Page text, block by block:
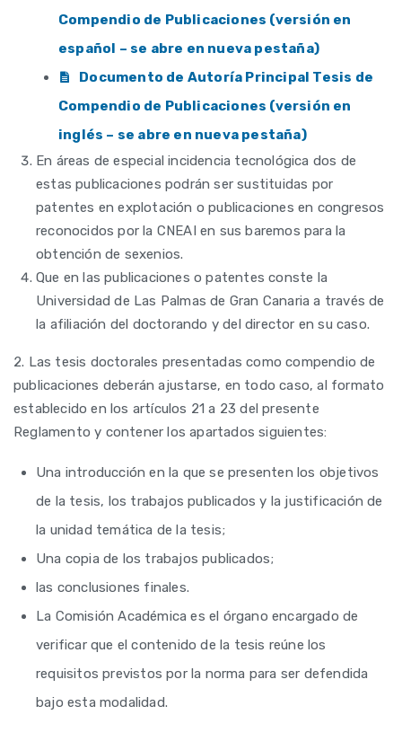
Compendio de Publicaciones (versión en
español – se abre en nueva pestaña)
Documento de Autoría Principal Tesis de
Compendio de Publicaciones (versión en
inglés – se abre en nueva pestaña)
En áreas de especial incidencia tecnológica dos de
estas publicaciones podrán ser sustituidas por
patentes en explotación o publicaciones en congresos
reconocidos por la CNEAI en sus baremos para la
obtención de sexenios.
Que en las publicaciones o patentes conste la
Universidad de Las Palmas de Gran Canaria a través de
la afiliación del doctorando y del director en su caso.
2. Las tesis doctorales presentadas como compendio de
publicaciones deberán ajustarse, en todo caso, al formato
establecido en los artículos 21 a 23 del presente
Reglamento y contener los apartados siguientes:
Una introducción en la que se presenten los objetivos
de la tesis, los trabajos publicados y la justificación de
la unidad temática de la tesis;
Una copia de los trabajos publicados;
las conclusiones finales.
La Comisión Académica es el órgano encargado de
verificar que el contenido de la tesis reúne los
requisitos previstos por la norma para ser defendida
bajo esta modalidad.